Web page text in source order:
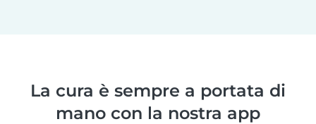
La cura è sempre a portata di
mano con la nostra app